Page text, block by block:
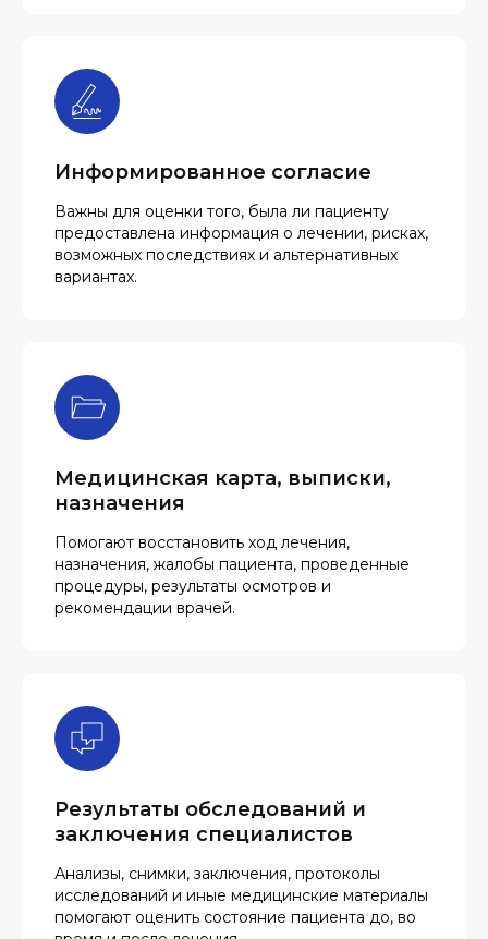
Информированное согласие
Важны для оценки того, была ли пациенту
предоставлена информация о лечении, рисках,
возможных последствиях и альтернативных
вариантах.
Медицинская карта, выписки,
назначения
Помогают восстановить ход лечения,
назначения, жалобы пациента, проведенные
процедуры, результаты осмотров и
рекомендации врачей.
Результаты обследований и
заключения специалистов
Анализы, снимки, заключения, протоколы
исследований и иные медицинские материалы
помогают оценить состояние пациента до, во